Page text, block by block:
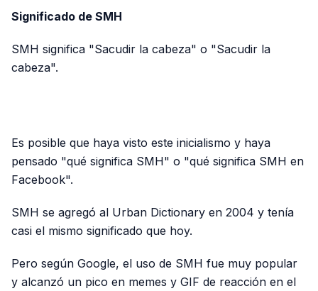
Significado de SMH
SMH significa "Sacudir la cabeza" o "Sacudir la
cabeza".
Es posible que haya visto este inicialismo y haya
pensado "qué significa SMH" o "qué significa SMH en
Facebook".
SMH se agregó al Urban Dictionary en 2004 y tenía
casi el mismo significado que hoy.
Pero según Google, el uso de SMH fue muy popular
y alcanzó un pico en memes y GIF de reacción en el